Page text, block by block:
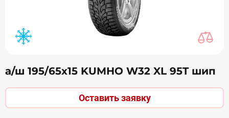
а/ш 195/65х15 KUMHO W32 XL 95T шип
Оставить заявку